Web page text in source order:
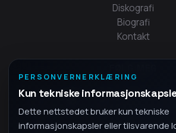
Diskografi
Biografi
Kontakt
PERSONVERNERKLÆRING
Kun tekniske
Dette nettstedet bruker kun tekniske
informasjonskapsler eller tilsvarende